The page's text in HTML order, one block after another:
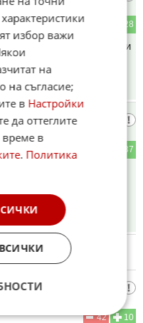
28
кафяво и топло аки
37
10
42
избор важи
на
на съгласие;
в Настройки
да оттеглите
време в
. Политика